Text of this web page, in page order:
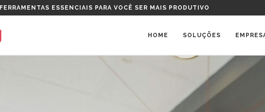
QUAL CERTIFICADO DIGITAL DEVO COMPRAR?
HOME SOLUÇÕES